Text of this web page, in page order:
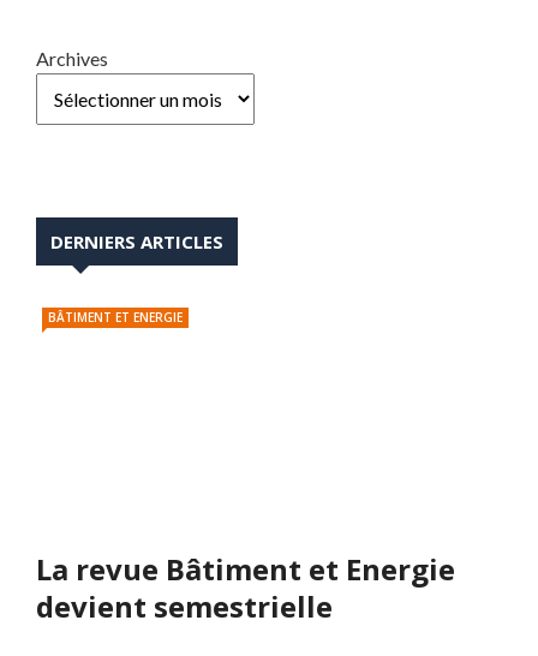
Archives
DERNIERS ARTICLES
BÂTIMENT ET ENERGIE
La revue Bâtiment et Energie
devient semestrielle